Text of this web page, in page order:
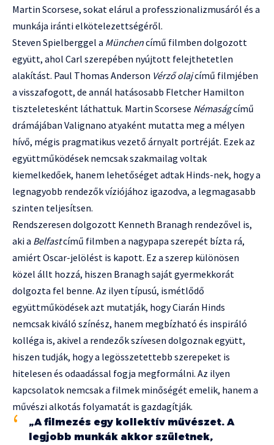
Martin Scorsese, sokat elárul a professzionalizmusáról és a
munkája iránti elkötelezettségéről.
Steven Spielberggel a Münchencímű filmben dolgozott
együtt, ahol Carl szerepében nyújtott felejthetetlen
alakítást. Paul Thomas Anderson Vérző olajcímű filmjében
a visszafogott, de annál hatásosabb Fletcher Hamilton
tiszteletesként láthattuk. Martin Scorsese Némaságcímű
drámájában Valignano atyaként mutatta meg a mélyen
hívő, mégis pragmatikus vezető árnyalt portréját. Ezek az
együttműködések nemcsak szakmailag voltak
kiemelkedőek, hanem lehetőséget adtak Hinds-nek, hogy a
legnagyobb rendezők víziójához igazodva, a legmagasabb
szinten teljesítsen.
Rendszeresen dolgozott Kenneth Branagh rendezővel is,
aki a Belfastcímű filmben a nagypapa szerepét bízta rá,
amiért Oscar-jelölést is kapott. Ez a szerep különösen
közel állt hozzá, hiszen Branagh saját gyermekkorát
dolgozta fel benne. Az ilyen típusú, ismétlődő
együttműködések azt mutatják, hogy Ciarán Hinds
nemcsak kiváló színész, hanem megbízható és inspiráló
kolléga is, akivel a rendezők szívesen dolgoznak együtt,
hiszen tudják, hogy a legösszetettebb szerepeket is
hitelesen és odaadással fogja megformálni. Az ilyen
kapcsolatok nemcsak a filmek minőségét emelik, hanem a
művészi alkotás folyamatát is gazdagítják.
„A filmezés egy kollektív művészet. A
legjobb munkák akkor születnek,